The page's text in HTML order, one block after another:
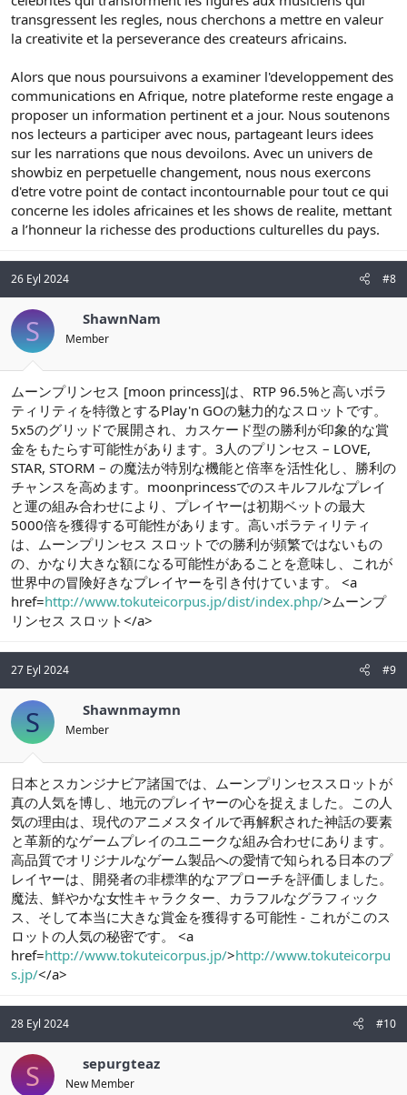
transgressent les regles, nous cherchons a mettre en valeur
la creativite et la perseverance des createurs africains.
Alors que nous poursuivons a examiner l'developpement des
communications en Afrique, notre plateforme reste engage a
proposer un information pertinent et a jour. Nous soutenons
nos lecteurs a participer avec nous, partageant leurs idees
sur les narrations que nous devoilons. Avec un univers de
showbiz en perpetuelle changement, nous nous exercons
d'etre votre point de contact incontournable pour tout ce qui
concerne les idoles africaines et les shows de realite, mettant
a l’honneur la richesse des productions culturelles du pays.
26 Eyl 2024 #8
S ShawnNam
Member
ムーンプリンセス [moon princess]は、RTP 96.5%と高いボラ
ティリティを特徴とするPlay'n GOの魅力的なスロットです。
5x5のグリッドで展開され、カスケード型の勝利が印象的な賞
金をもたらす可能性があります。3人のプリンセス – LOVE,
STAR, STORM – の魔法が特別な機能と倍率を活性化し、勝利の
チャンスを高めます。moonprincessでのスキルフルなプレイ
と運の組み合わせにより、プレイヤーは初期ベットの最大
5000倍を獲得する可能性があります。高いボラティリティ
は、ムーンプリンセス スロットでの勝利が頻繁ではないもの
の、かなり大きな額になる可能性があることを意味し、これが
世界中の冒険好きなプレイヤーを引き付けています。 <a
href=http://www.tokuteicorpus.jp/dist/index.php/>ムーンプ
リンセス スロット</a>
27 Eyl 2024 #9
S Shawnmaymn
Member
日本とスカンジナビア諸国では、ムーンプリンセススロットが
真の人気を博し、地元のプレイヤーの心を捉えました。この人
気の理由は、現代のアニメスタイルで再解釈された神話の要素
と革新的なゲームプレイのユニークな組み合わせにあります。
高品質でオリジナルなゲーム製品への愛情で知られる日本のプ
レイヤーは、開発者の非標準的なアプローチを評価しました。
魔法、鮮やかな女性キャラクター、カラフルなグラフィック
ス、そして本当に大きな賞金を獲得する可能性 - これがこのス
ロットの人気の秘密です。 <a
href=http://www.tokuteicorpus.jp/>http://www.tokuteicorpu
s.jp/</a>
28 Eyl 2024 #10
S sepurgteaz
New Member